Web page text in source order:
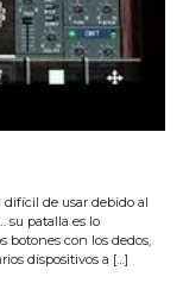
difícil de usar debido al
su patalla es lo
botones con los dedos,
dispositivos a […]